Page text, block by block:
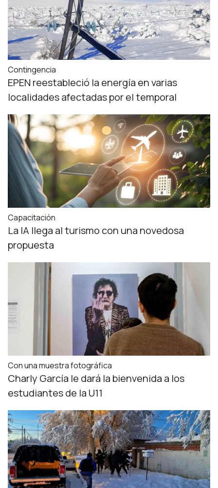
Contingencia
EPEN reestableció la energía en varias
localidades afectadas por el temporal
Capacitación
La IA llega al turismo con una novedosa
propuesta
Con una muestra fotográfica
Charly García le dará la bienvenida a los
estudiantes de la U11